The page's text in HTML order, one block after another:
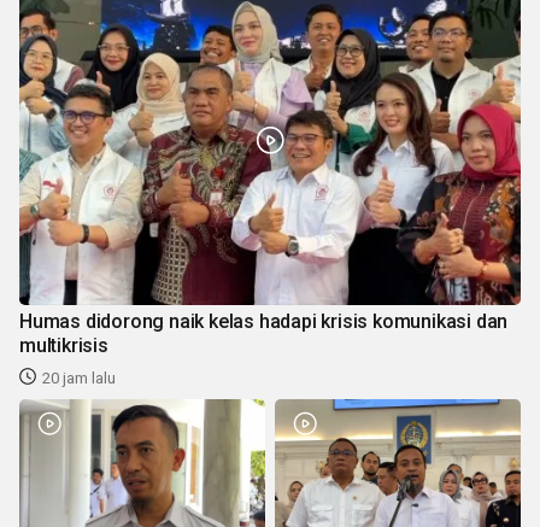
Humas didorong naik kelas hadapi krisis komunikasi dan
multikrisis
20 jam lalu